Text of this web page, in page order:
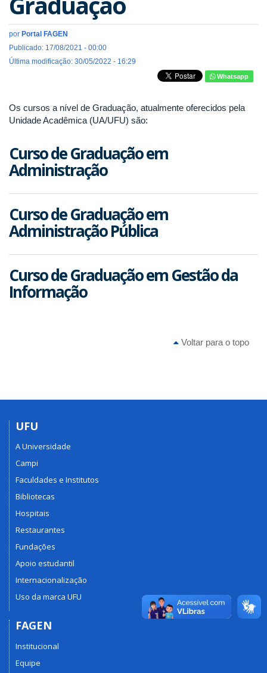
por Portal FAGEN
Publicado: 17/08/2021 - 00:00
Última modificação: 30/05/2022 - 16:29
Whatsapp
Os cursos a nível de Graduação, atualmente oferecidos pela
Unidade Acadêmica (UA/UFU) são:
Curso de Graduação em
Administração
Curso de Graduação em
Administração Pública
Curso de Graduação em Gestão da
Informação
Voltar para o topo
UFU
A Universidade
Campi
Faculdades e Institutos
Bibliotecas
Hospitais
Restaurantes
Fundações
Apoio estudantil
Internacionalização
Uso da marca UFU
FAGEN
Institucional
Equipe